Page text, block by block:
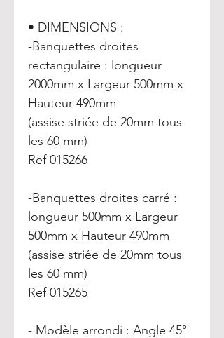
• DIMENSIONS :
-Banquettes droites
rectangulaire : longueur
2000mm x Largeur 500mm x
Hauteur 490mm
(assise striée de 20mm tous
les 60 mm)
Ref 015266
-Banquettes droites carré :
longueur 500mm x Largeur
500mm x Hauteur 490mm
(assise striée de 20mm tous
les 60 mm)
Ref 015265
- Modèle arrondi : Angle 45°